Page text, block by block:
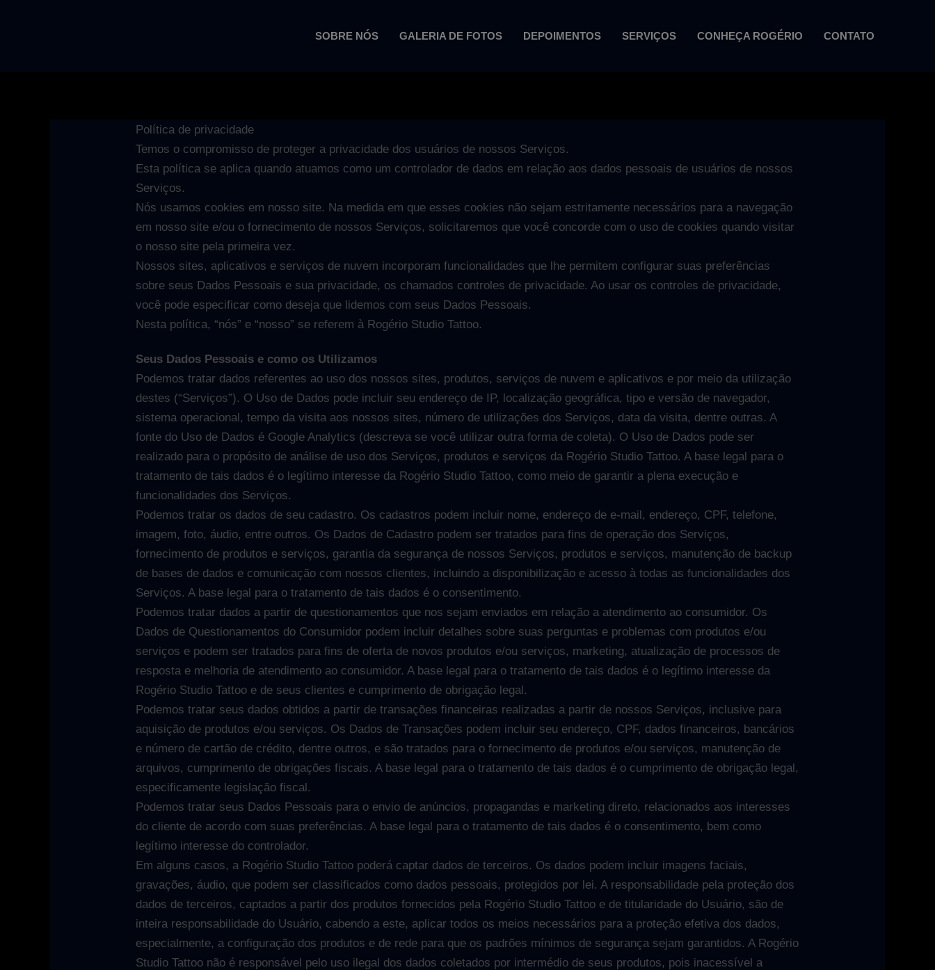
SOBRE NÓS GALERIA DE FOTOS DEPOIMENTOS SERVIÇOS CONHEÇA ROGÉRIO CONTATO
Política de privacidade
Temos o compromisso de proteger a privacidade dos usuários de nossos Serviços.
Esta política se aplica quando atuamos como um controlador de dados em relação aos dados pessoais de usuários de nossos
Serviços.
Nós usamos cookies em nosso site. Na medida em que esses cookies não sejam estritamente necessários para a navegação
em nosso site e/ou o fornecimento de nossos Serviços, solicitaremos que você concorde com o uso de cookies quando visitar
o nosso site pela primeira vez.
Nossos sites, aplicativos e serviços de nuvem incorporam funcionalidades que lhe permitem configurar suas preferências
sobre seus Dados Pessoais e sua privacidade, os chamados controles de privacidade. Ao usar os controles de privacidade,
você pode especificar como deseja que lidemos com seus Dados Pessoais.
Nesta política, “nós” e “nosso” se referem à Rogério Studio Tattoo.
Seus Dados Pessoais e como os Utilizamos
Podemos tratar dados referentes ao uso dos nossos sites, produtos, serviços de nuvem e aplicativos e por meio da utilização
destes (“Serviços”). O Uso de Dados pode incluir seu endereço de IP, localização geográfica, tipo e versão de navegador,
sistema operacional, tempo da visita aos nossos sites, número de utilizações dos Serviços, data da visita, dentre outras. A
fonte do Uso de Dados é Google Analytics (descreva se você utilizar outra forma de coleta). O Uso de Dados pode ser
realizado para o propósito de análise de uso dos Serviços, produtos e serviços da Rogério Studio Tattoo. A base legal para o
tratamento de tais dados é o legítimo interesse da Rogério Studio Tattoo, como meio de garantir a plena execução e
funcionalidades dos Serviços.
Podemos tratar os dados de seu cadastro. Os cadastros podem incluir nome, endereço de e-mail, endereço, CPF, telefone,
imagem, foto, áudio, entre outros. Os Dados de Cadastro podem ser tratados para fins de operação dos Serviços,
fornecimento de produtos e serviços, garantia da segurança de nossos Serviços, produtos e serviços, manutenção de backup
de bases de dados e comunicação com nossos clientes, incluindo a disponibilização e acesso à todas as funcionalidades dos
Serviços. A base legal para o tratamento de tais dados é o consentimento.
Podemos tratar dados a partir de questionamentos que nos sejam enviados em relação a atendimento ao consumidor. Os
Dados de Questionamentos do Consumidor podem incluir detalhes sobre suas perguntas e problemas com produtos e/ou
serviços e podem ser tratados para fins de oferta de novos produtos e/ou serviços, marketing, atualização de processos de
resposta e melhoria de atendimento ao consumidor. A base legal para o tratamento de tais dados é o legítimo interesse da
Rogério Studio Tattoo e de seus clientes e cumprimento de obrigação legal.
Podemos tratar seus dados obtidos a partir de transações financeiras realizadas a partir de nossos Serviços, inclusive para
aquisição de produtos e/ou serviços. Os Dados de Transações podem incluir seu endereço, CPF, dados financeiros, bancários
e número de cartão de crédito, dentre outros, e são tratados para o fornecimento de produtos e/ou serviços, manutenção de
arquivos, cumprimento de obrigações fiscais. A base legal para o tratamento de tais dados é o cumprimento de obrigação legal,
especificamente legislação fiscal.
Podemos tratar seus Dados Pessoais para o envio de anúncios, propagandas e marketing direto, relacionados aos interesses
do cliente de acordo com suas preferências. A base legal para o tratamento de tais dados é o consentimento, bem como
legítimo interesse do controlador.
Em alguns casos, a Rogério Studio Tattoo poderá captar dados de terceiros. Os dados podem incluir imagens faciais,
gravações, áudio, que podem ser classificados como dados pessoais, protegidos por lei. A responsabilidade pela proteção dos
dados de terceiros, captados a partir dos produtos fornecidos pela Rogério Studio Tattoo e de titularidade do Usuário, são de
inteira responsabilidade do Usuário, cabendo a este, aplicar todos os meios necessários para a proteção efetiva dos dados,
especialmente, a configuração dos produtos e de rede para que os padrões mínimos de segurança sejam garantidos. A Rogério
Studio Tattoo não é responsável pelo uso ilegal dos dados coletados por intermédio de seus produtos, pois inacessível a